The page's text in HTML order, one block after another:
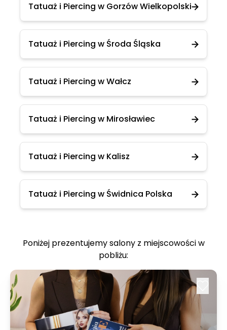
Tatuaż i Piercing w Gorzów Wielkopolski
Tatuaż i Piercing w Środa Śląska
Tatuaż i Piercing w Wałcz
Tatuaż i Piercing w Mirosławiec
Tatuaż i Piercing w Kalisz
Tatuaż i Piercing w Świdnica Polska
Poniżej prezentujemy salony z miejscowości w
pobliżu: